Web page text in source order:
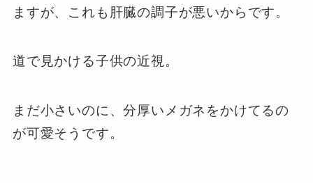
ますが、これも肝臓の調子が悪いからです。
道で見かける子供の近視。
まだ小さいのに、分厚いメガネをかけてるの
が可愛そうです。